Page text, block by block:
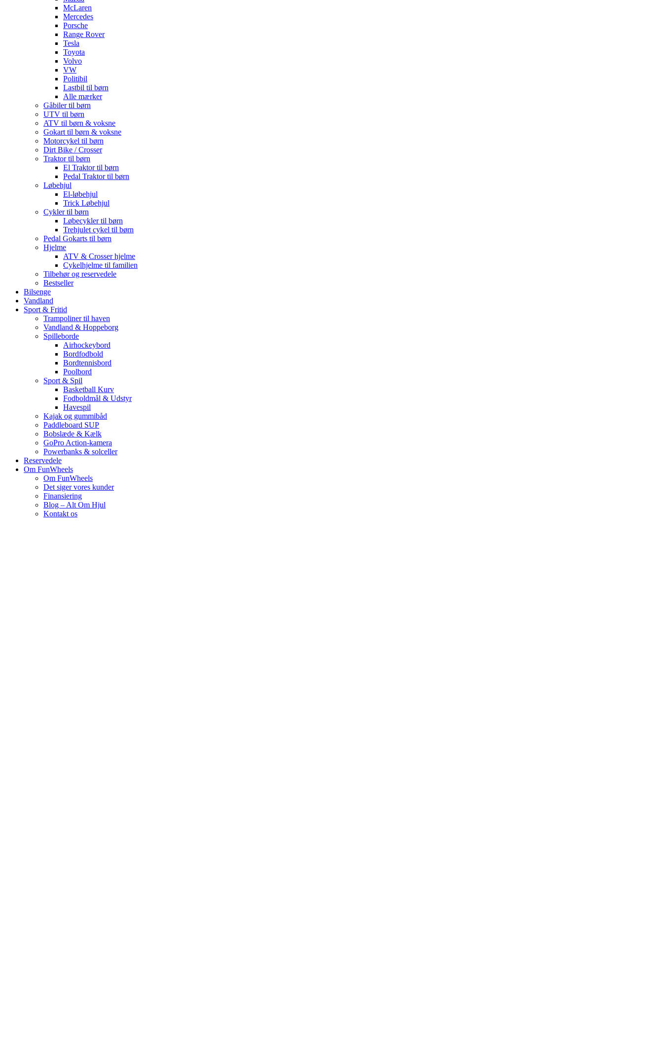
McLaren
Mercedes
Porsche
Range Rover
Tesla
Toyota
Volvo
VW
Politibil
Lastbil til børn
Alle mærker
Gåbiler til børn
UTV til børn
ATV til børn & voksne
Gokart til børn & voksne
Motorcykel til børn
Dirt Bike / Crosser
Traktor til børn
El Traktor til børn
Pedal Traktor til børn
Løbehjul
El-løbehjul
Trick Løbehjul
Cykler til børn
Løbecykler til børn
Trehjulet cykel til børn
Pedal Gokarts til børn
Hjelme
ATV & Crosser hjelme
Cykelhjelme til familien
Tilbehør og reservedele
Bestseller
Bilsenge
Vandland
Sport & Fritid
Trampoliner til haven
Vandland & Hoppeborg
Spilleborde
Airhockeybord
Bordfodbold
Bordtennisbord
Poolbord
Sport & Spil
Basketball Kurv
Fodboldmål & Udstyr
Havespil
Kajak og gummibåd
Paddleboard SUP
Bobslæde & Kælk
GoPro Action-kamera
Powerbanks & solceller
Reservedele
Om FunWheels
Om FunWheels
Det siger vores kunder
Finansiering
Blog – Alt Om Hjul
Kontakt os